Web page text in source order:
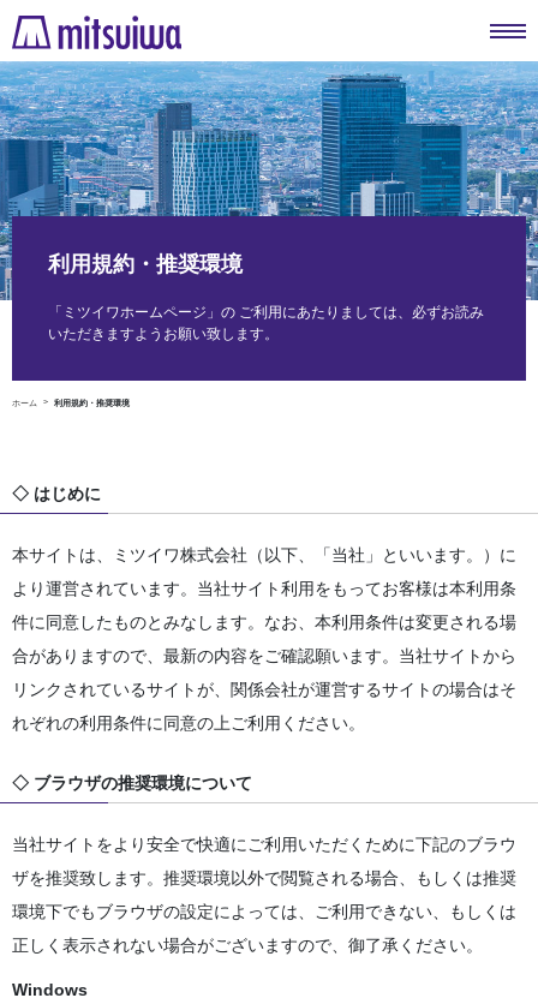
ホーム 利用規約・推奨環境
利用規約・推奨環境
「ミツイワホームページ」の ご利用にあたりましては、必ずお読み
いただきますようお願い致します。
◇ はじめに
本サイトは、ミツイワ株式会社（以下、「当社」といいます。）に
より運営されています。当社サイト利用をもってお客様は本利用条
件に同意したものとみなします。なお、本利用条件は変更される場
合がありますので、最新の内容をご確認願います。当社サイトから
リンクされているサイトが、関係会社が運営するサイトの場合はそ
れぞれの利用条件に同意の上ご利用ください。
◇ ブラウザの推奨環境について
当社サイトをより安全で快適にご利用いただくために下記のブラウ
ザを推奨致します。推奨環境以外で閲覧される場合、もしくは推奨
環境下でもブラウザの設定によっては、ご利用できない、もしくは
正しく表示されない場合がございますので、御了承ください。
Windows